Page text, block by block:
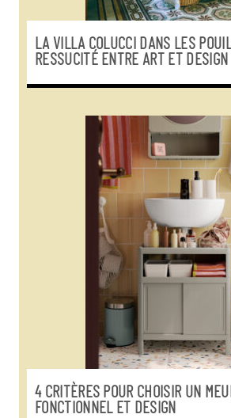
LA VILLA COLUCCI DANS LES
RESSUCITÉ ENTRE ART ET DESIGN
4 CRITÈRES POUR CHOISIR UN
FONCTIONNEL ET DESIGN